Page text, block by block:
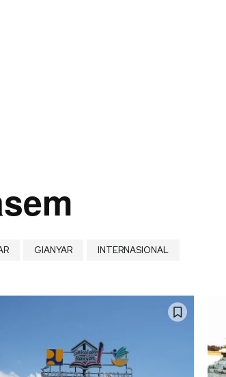
GIANYAR INTERNASIONAL